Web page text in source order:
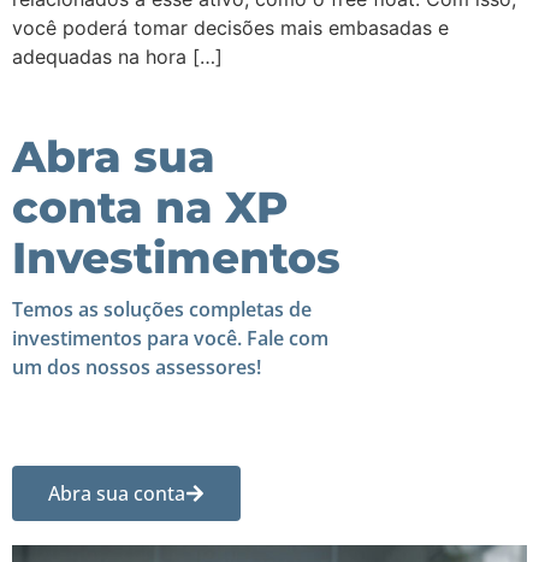
você poderá tomar decisões mais embasadas e
adequadas na hora […]
Abra sua
conta na XP
Investimentos
Temos as soluções completas de
investimentos para você. Fale com
um dos nossos assessores!
Abra sua conta